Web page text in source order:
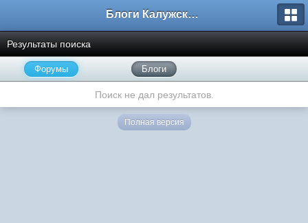
Блоги Калужского перекрестка
Результаты поиска
Форумы Блоги
Поиск не дал результатов.
Полная версия